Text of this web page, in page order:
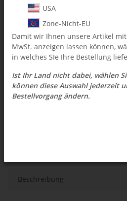
inkl. 19% USt. , zzgl.
Auswahl Steuerzone / Lieferland
Sofort verfügbar
abweichend)
Beschreibung
USA
Zone-Nicht-EU
Damit wir Ihnen unsere Artikel
MwSt. anzeigen lassen können,
in welches SIe Ihre Bestellung
Ist Ihr Land nicht dabei, wählen
können diese Auswahl jederzeit
Bestellvorgang ändern.